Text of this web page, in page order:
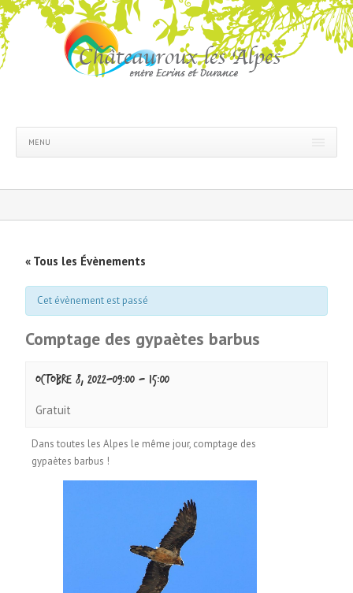
MENU
« Tous les Évènements
Cet évènement est passé
Comptage des gypaètes barbus
octobre 8, 2022-09:00 - 15:00
Gratuit
Dans toutes les Alpes le même jour, comptage des
gypaètes barbus !